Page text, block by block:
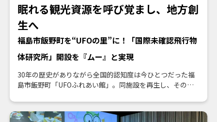
眠れる観光資源を呼び覚まし、地方創
生へ
福島市飯野町を“UFOの里”に！「国際未確認飛行物
体研究所」開設を『ムー』と実現
30年の歴史がありながら全国的認知度は今ひとつだった福
島市飯野町「UFOふれあい館」。同施設を再生し、その価
体を盛り上げたい……。そんな課題を『ムー』が一気に解
決！